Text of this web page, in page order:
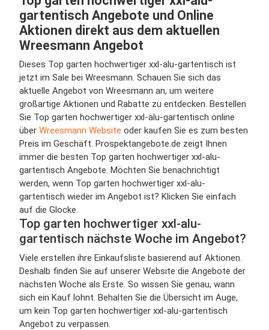
gartentisch Angebote und Online
Aktionen direkt aus dem aktuellen
Wreesmann Angebot
Dieses Top garten hochwertiger xxl-alu-gartentisch ist
jetzt im Sale bei Wreesmann. Schauen Sie sich das
aktuelle Angebot von Wreesmann an, um weitere
großartige Aktionen und Rabatte zu entdecken. Bestellen
Sie Top garten hochwertiger xxl-alu-gartentisch online
über Wreesmann Website oder kaufen Sie es zum besten
Preis im Geschäft. Prospektangebote.de zeigt Ihnen
immer die besten Top garten hochwertiger xxl-alu-
gartentisch Angebote. Möchten Sie benachrichtigt
werden, wenn Top garten hochwertiger xxl-alu-
gartentisch wieder im Angebot ist? Klicken Sie einfach
auf die Glocke.
Top garten hochwertiger xxl-alu-
gartentisch nächste Woche im Angebot?
Viele erstellen ihre Einkaufsliste basierend auf Aktionen.
Deshalb finden Sie auf unserer Website die Angebote der
nächsten Woche als Erste. So wissen Sie genau, wann
sich ein Kauf lohnt. Behalten Sie die Übersicht im Auge,
um kein Top garten hochwertiger xxl-alu-gartentisch
Angebot zu verpassen.